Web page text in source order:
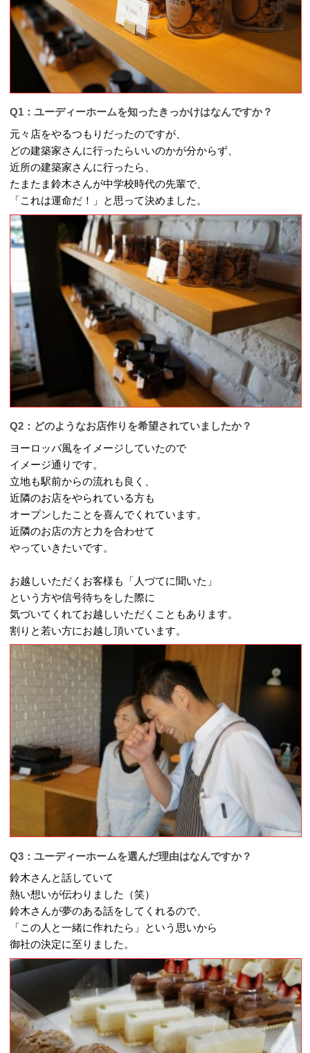
Q1：ユーディーホームを知ったきっかけはなんですか？
元々店をやるつもりだったのですが、
どの建築家さんに行ったらいいのかが分からず、
近所の建築家さんに行ったら、
たまたま鈴木さんが中学校時代の先輩で、
「これは運命だ！」と思って決めました。
Q2：どのようなお店作りを希望されていましたか？
ヨーロッパ風をイメージしていたので
イメージ通りです。
立地も駅前からの流れも良く、
近隣のお店をやられている方も
オープンしたことを喜んでくれています。
近隣のお店の方と力を合わせて
やっていきたいです。
お越しいただくお客様も「人づてに聞いた」
という方や信号待ちをした際に
気づいてくれてお越しいただくこともあります。
割りと若い方にお越し頂いています。
Q3：ユーディーホームを選んだ理由はなんですか？
鈴木さんと話していて
熱い想いが伝わりました（笑）
鈴木さんが夢のある話をしてくれるので、
「この人と一緒に作れたら」という思いから
御社の決定に至りました。